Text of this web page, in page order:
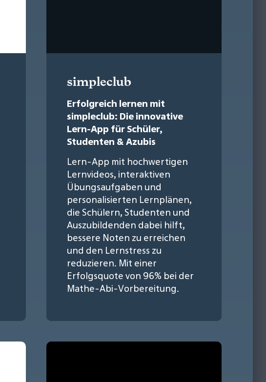
simpleclub
Erfolgreich lernen mit
simpleclub: Die innovative
Lern-App für Schüler,
Studenten & Azubis
Lern-App mit hochwertigen
Lernvideos, interaktiven
Übungsaufgaben und
personalisierten Lernplänen,
die Schülern, Studenten und
Auszubildenden dabei hilft,
bessere Noten zu erreichen
und den Lernstress zu
reduzieren. Mit einer
Erfolgsquote von 96% bei der
Mathe-Abi-Vorbereitung.